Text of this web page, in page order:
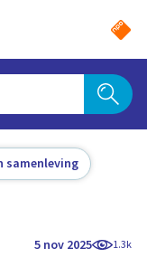
samenleving
5 nov 2025 1.3k